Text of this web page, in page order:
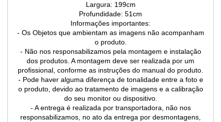
Largura: 199cm
Profundidade: 51cm
Informações importantes:
- Os Objetos que ambientam as imagens não acompanham
o produto.
- Não nos responsabilizamos pela montagem e instalação
dos produtos. A montagem deve ser realizada por um
profissional, conforme as instruções do manual do produto.
- Pode haver alguma diferença de tonalidade entre a foto e
o produto, devido ao tratamento de imagens e a calibração
do seu monitor ou dispositivo.
- A entrega é realizada por transportadora, não nos
responsabilizamos, no ato da entrega por desmontagens,